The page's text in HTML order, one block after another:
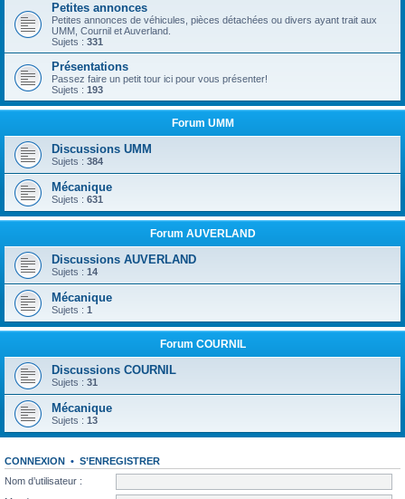
Petites annonces
Petites annonces de véhicules, pièces détachées ou divers ayant trait aux
UMM, Cournil et Auverland.
Sujets : 331
Présentations
Passez faire un petit tour ici pour vous présenter!
Sujets : 193
Forum UMM
Discussions UMM
Sujets : 384
Mécanique
Sujets : 631
Forum AUVERLAND
Discussions AUVERLAND
Sujets : 14
Mécanique
Sujets : 1
Forum COURNIL
Discussions COURNIL
Sujets : 31
Mécanique
Sujets : 13
CONNEXION • S’ENREGISTRER
Nom d’utilisateur :